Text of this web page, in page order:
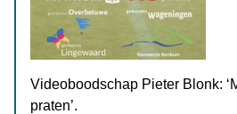
Videoboodschap Pieter Blonk:
praten’.